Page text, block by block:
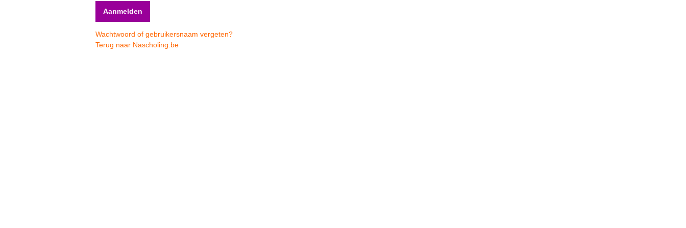
Wachtwoord of gebruikersnaam vergeten?
Terug naar Nascholing.be